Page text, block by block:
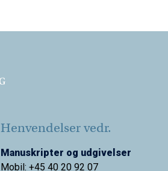
Henvendelser vedr.
Manuskripter og udgivelser
Mobil: +45 40 20 92 07